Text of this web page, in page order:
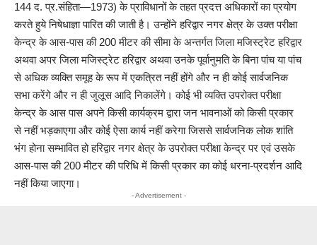
144 द. प्र.संहिता—1973) के प्राविधानों के तहत प्रदत्त अधिकारों का प्रयोग
करते हुये निषेधाज्ञा पारित की जाती है। उन्होंने हरिद्वार नगर क्षेत्र के उक्त परीक्षा
केन्द्र के आस-पास की 200 मीटर की सीमा के अन्तर्गत जिला मजिस्ट्रेट हरिद्वार
अथवा अपर जिला मजिस्ट्रेट हरिद्वार अथवा उनके पूर्वानुमति के बिना पांच या पांच
से अधिक व्यक्ति समूह के रूप में एकत्रित नहीं होंगे और न ही कोई सार्वजनिक
सभा करेंगे और न ही जुलूस आदि निकालेंगे। कोई भी व्यक्ति उपरोक्त परीक्षा
केन्द्र के आस पास अपने किसी कार्यक्रम द्वारा जन भावनाओं को किसी प्रकार
से नहीं भड़काएगा और कोई ऐसा कार्य नहीं करेगा जिससे सार्वजनिक लोक शांति
भंग होना सम्भावित हो हरिद्वार नगर क्षेत्र के उपरोक्त परीक्षा केन्द्र पर एवं उसके
आस-पास की 200 मीटर की परिधि में किसी प्रकार का कोई धरना-प्रदर्शन आदि
नहीं किया जाएगा।
- Advertisement -